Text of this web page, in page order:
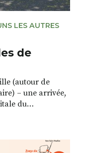
LES AUTRES
de
(autour de
– une arrivée,
du
libre, sans
électrique